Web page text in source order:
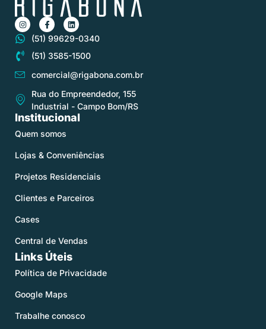
(51) 99629-0340
(51) 3585-1500
comercial@rigabona.com.br
Rua do Empreendedor, 155
Industrial - Campo Bom/RS
Institucional
Quem somos
Lojas & Conveniências
Projetos Residenciais
Clientes e Parceiros
Cases
Central de Vendas
Links Úteis
Política de Privacidade
Google Maps
Trabalhe conosco